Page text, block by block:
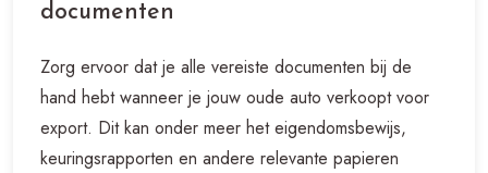
documenten
Zorg ervoor dat je alle vereiste documenten bij de
hand hebt wanneer je jouw oude auto verkoopt voor
export. Dit kan onder meer het eigendomsbewijs,
keuringsrapporten en andere relevante papieren